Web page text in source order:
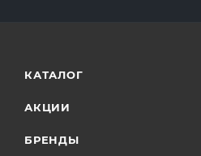
КАТАЛОГ
АКЦИИ
БРЕНДЫ